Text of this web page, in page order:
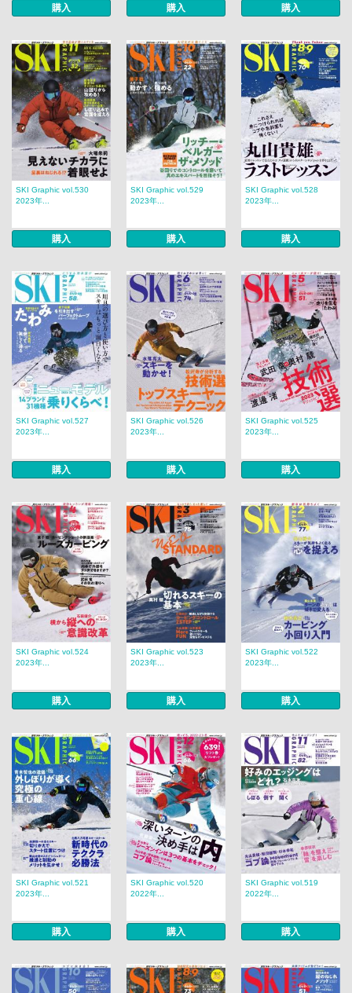
購入 購入 購入
SKI Graphic vol.530
2023年...
購入
SKI Graphic vol.529
2023年...
購入
SKI Graphic vol.528
2023年...
購入
SKI Graphic vol.527
2023年...
購入
SKI Graphic vol.526
2023年...
購入
SKI Graphic vol.525
2023年...
購入
SKI Graphic vol.524
2023年...
購入
SKI Graphic vol.523
2023年...
購入
SKI Graphic vol.522
2023年...
購入
SKI Graphic vol.521
2023年...
購入
SKI Graphic vol.520
2022年...
購入
SKI Graphic vol.519
2022年...
購入